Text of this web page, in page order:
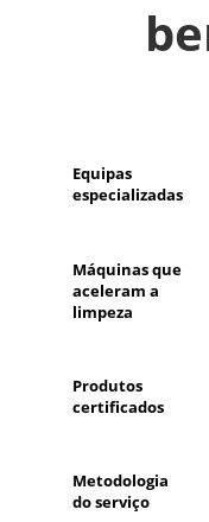
Equipas
especializadas
Máquinas que
aceleram a
limpeza
Produtos
certificados
Metodologia
do serviço